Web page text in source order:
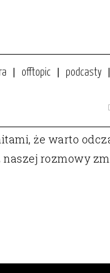
offtopic podcasty
że warto
rozmowy